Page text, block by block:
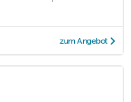
zum Angebot